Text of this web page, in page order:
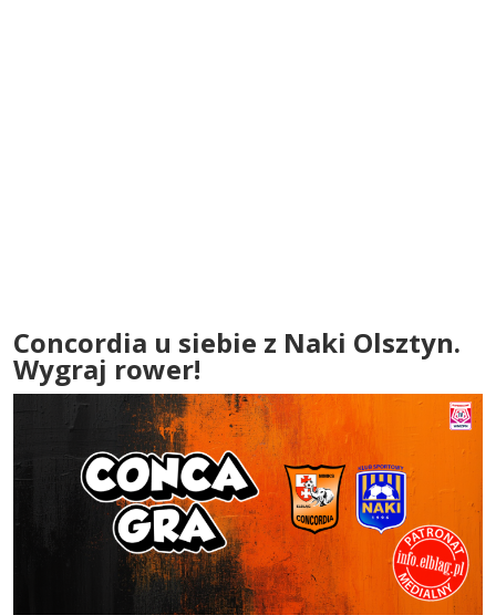
Concordia u siebie z Naki Olsztyn.
Wygraj rower!